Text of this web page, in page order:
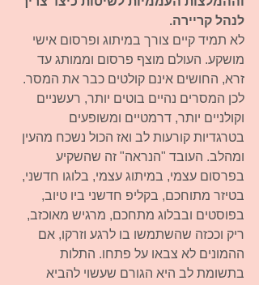
לנהל קריירה.
לא תמיד קיים צורך במיתוג ופרסום אישי
מושקע. העולם מוצף פרסום וממותג עד
זרא, החושים אינם קולטים כבר את המסר.
לכן המסרים נהיים בוטים יותר, רעשניים
וקולניים יותר, דרמטיים ומשופעים
בטרגדיות קורעות לב ואז הכול נשכח מהעין
ומהלב. העובד "הנראה" זה שהשקיע
בפרסום עצמי, במיתוג עצמי, בלוגו חדשני,
בטיזר מתוחכם, בקליפ חדשני ביו טיוב,
בפוסטים ובבלוג מתחכם, מרגיש מאוכזב,
ריק וככזה שהשתמשו בו לרגע וזרקו, אם
ההמונים לא צבאו על פתחו. התלות
בתשומת לב היא הגורם שעשוי להביא